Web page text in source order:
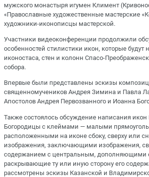
мужского монастыря игумен Климент
«Православные художественные мастерские
художники-иконописцы мастерской.
Участники видеоконференции продолжили
особенностей стилистики икон, которые будут
иконостаса, стен и колонн Спасо-
собора.
Впервые были представлены эскизы
священномучеников Андрея Зимина и Павла
Апостолов Андрея Первозванного и Иоанна
Также состоялось обсуждение написания икон
Богородицы с клеймами — малыми
расположенными на иконе сбоку, сверху или
изображения, заключающими изображения,
содержанием с центральным, дополняющими
раскрывающие ту или иную сторону его
рассмотрены эскизы Казанской и